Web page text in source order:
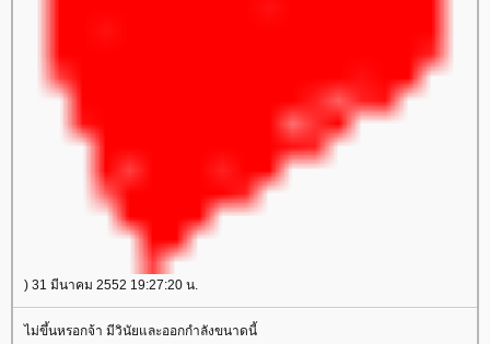
) 31 มีนาคม 2552 19:27:20 น.
ไม่ขึ้นหรอกจ้า มีวินัยและออกกำลังขนาดนี้